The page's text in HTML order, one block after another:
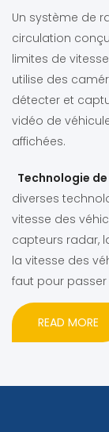
Un système de
circulation
limites de
utilise des
détecter et
vidéo de
affichées.
Technologie
diverses
vitesse des
capteurs radar,
la vitesse des
faut pour passer
READ MORE